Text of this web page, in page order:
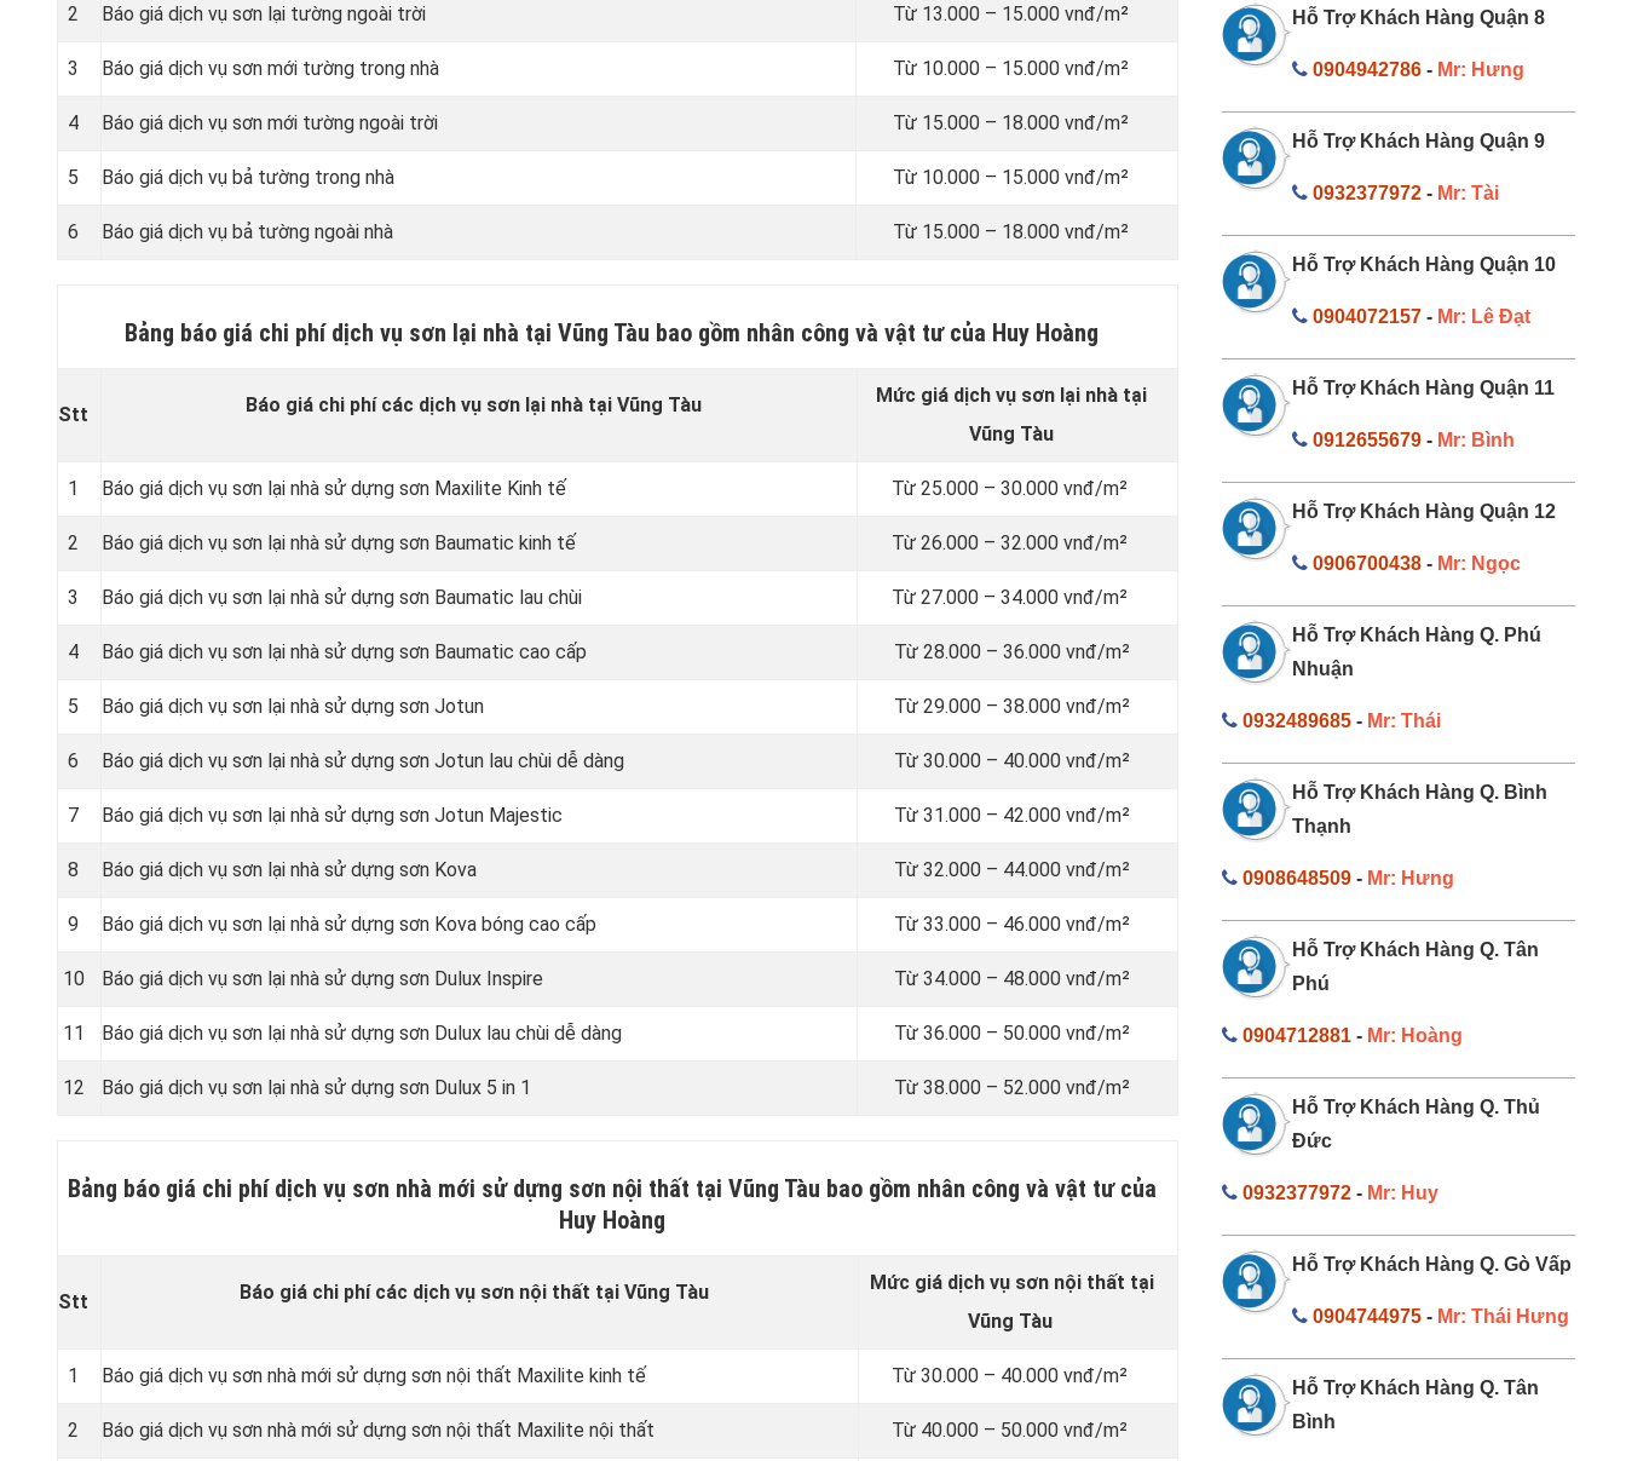
2 Báo giá dịch vụ sơn lại tường ngoài trời Từ 13.000 – 15.000 vnđ/m²
3 Báo giá dịch vụ sơn mới tường trong nhà Từ 10.000 – 15.000 vnđ/m²
4 Báo giá dịch vụ sơn mới tường ngoài trời Từ 15.000 – 18.000 vnđ/m²
5 Báo giá dịch vụ bả tường trong nhà Từ 10.000 – 15.000 vnđ/m²
6 Báo giá dịch vụ bả tường ngoài nhà Từ 15.000 – 18.000 vnđ/m²
Bảng báo giá chi phí dịch vụ sơn lại nhà tại Vũng Tàu bao gồm nhân công và vật tư của Huy Hoàng
Stt Báo giá chi phí các dịch vụ sơn lại nhà tại Vũng Tàu
Mức giá dịch vụ sơn lại nhà tại
Vũng Tàu
1 Báo giá dịch vụ sơn lại nhà sử dựng sơn Maxilite Kinh tế Từ 25.000 – 30.000 vnđ/m²
2 Báo giá dịch vụ sơn lại nhà sử dựng sơn Baumatic kinh tế Từ 26.000 – 32.000 vnđ/m²
3 Báo giá dịch vụ sơn lại nhà sử dựng sơn Baumatic lau chùi Từ 27.000 – 34.000 vnđ/m²
4 Báo giá dịch vụ sơn lại nhà sử dựng sơn Baumatic cao cấp Từ 28.000 – 36.000 vnđ/m²
5 Báo giá dịch vụ sơn lại nhà sử dựng sơn Jotun Từ 29.000 – 38.000 vnđ/m²
6 Báo giá dịch vụ sơn lại nhà sử dựng sơn Jotun lau chùi dễ dàng Từ 30.000 – 40.000 vnđ/m²
7 Báo giá dịch vụ sơn lại nhà sử dựng sơn Jotun Majestic Từ 31.000 – 42.000 vnđ/m²
8 Báo giá dịch vụ sơn lại nhà sử dựng sơn Kova Từ 32.000 – 44.000 vnđ/m²
9 Báo giá dịch vụ sơn lại nhà sử dựng sơn Kova bóng cao cấp Từ 33.000 – 46.000 vnđ/m²
10 Báo giá dịch vụ sơn lại nhà sử dựng sơn Dulux Inspire Từ 34.000 – 48.000 vnđ/m²
11 Báo giá dịch vụ sơn lại nhà sử dựng sơn Dulux lau chùi dễ dàng Từ 36.000 – 50.000 vnđ/m²
12 Báo giá dịch vụ sơn lại nhà sử dựng sơn Dulux 5 in 1 Từ 38.000 – 52.000 vnđ/m²
Bảng báo giá chi phí dịch vụ sơn nhà mới sử dựng sơn nội thất tại Vũng Tàu bao gồm nhân công và vật tư của
Huy Hoàng
Stt Báo giá chi phí các dịch vụ sơn nội thất tại Vũng Tàu Mức giá dịch vụ sơn nội thất tại
Vũng Tàu
1 Báo giá dịch vụ sơn nhà mới sử dựng sơn nội thất Maxilite kinh tế Từ 30.000 – 40.000 vnđ/m²
2 Báo giá dịch vụ sơn nhà mới sử dựng sơn nội thất Maxilite nội thất Từ 40.000 – 50.000 vnđ/m²
Hỗ Trợ Khách Hàng Quận 8
0904942786 - Mr: Hưng
Hỗ Trợ Khách Hàng Quận 9
0932377972 - Mr: Tài
Hỗ Trợ Khách Hàng Quận 10
0904072157 - Mr: Lê Đạt
Hỗ Trợ Khách Hàng Quận 11
0912655679 - Mr: Bình
Hỗ Trợ Khách Hàng Quận 12
0906700438 - Mr: Ngọc
Hỗ Trợ Khách Hàng Q. Phú
Nhuận
0932489685- Mr: Thái
Hỗ Trợ Khách Hàng Q. Bình
Thạnh
0908648509- Mr: Hưng
Hỗ Trợ Khách Hàng Q. Tân
Phú
0904712881- Mr: Hoàng
Hỗ Trợ Khách Hàng Q. Thủ
Đức
0932377972- Mr: Huy
Hỗ Trợ Khách Hàng Q. Gò Vấp
0904744975 - Mr: Thái Hưng
Hỗ Trợ Khách Hàng Q. Tân
Bình